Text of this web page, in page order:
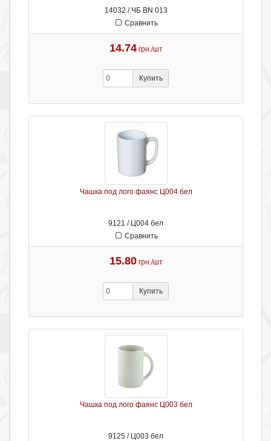
14032 / ЧБ BN 013
Сравнить
14.74 грн./шт
Купить
Чашка под лого фаянс Ц004 бел
9121 / Ц004 бел
Сравнить
15.80 грн./шт
Купить
Чашка под лого фаянс Ц003 бел
9125 / Ц003 бел